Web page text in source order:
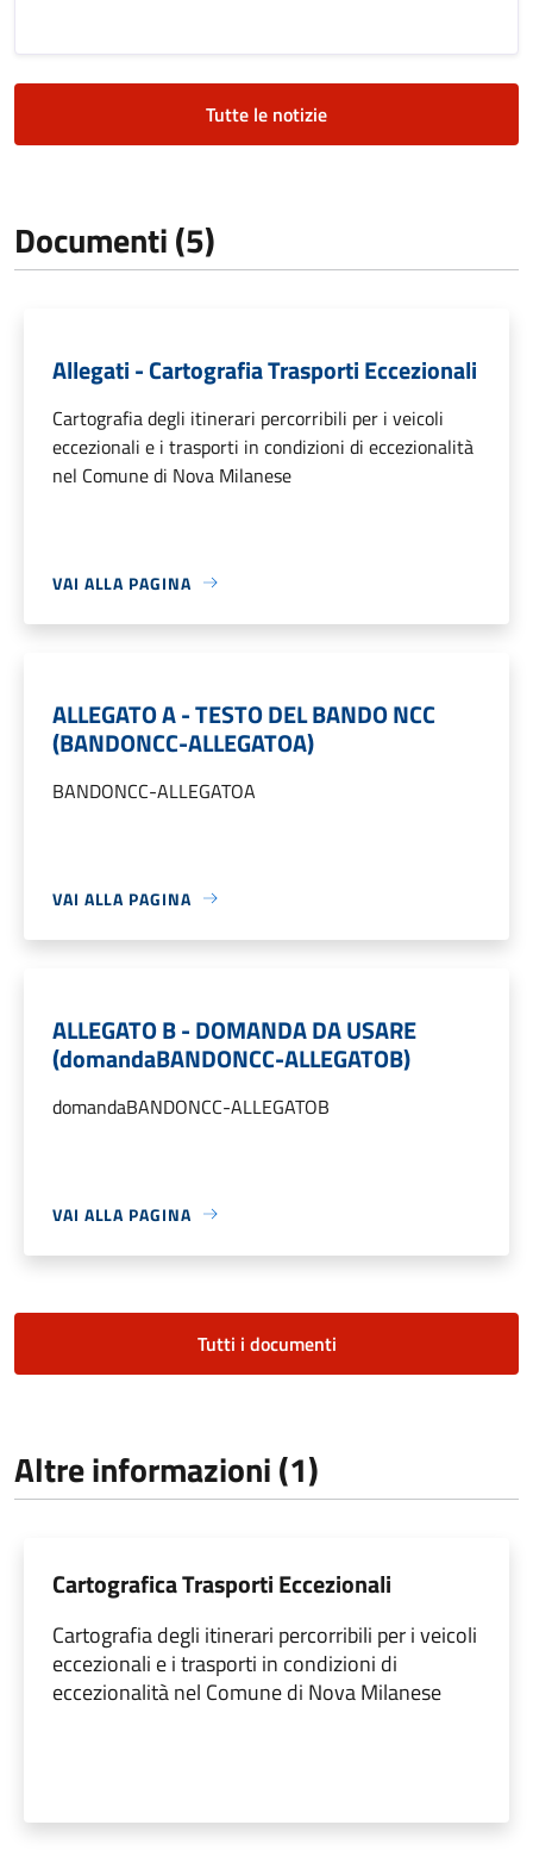
Tutte le notizie
Documenti (5)
Allegati - Cartografia Trasporti Eccezionali
Cartografia degli itinerari percorribili per i veicoli
eccezionali e i trasporti in condizioni di eccezionalità
nel Comune di Nova Milanese
VAI ALLA PAGINA
ALLEGATO A - TESTO DEL BANDO NCC
(BANDONCC-ALLEGATOA)
BANDONCC-ALLEGATOA
VAI ALLA PAGINA
ALLEGATO B - DOMANDA DA USARE
(domandaBANDONCC-ALLEGATOB)
domandaBANDONCC-ALLEGATOB
VAI ALLA PAGINA
Tutti i documenti
Altre informazioni (1)
Cartografica Trasporti Eccezionali
Cartografia degli itinerari percorribili per i veicoli
eccezionali e i trasporti in condizioni di
eccezionalità nel Comune di Nova Milanese